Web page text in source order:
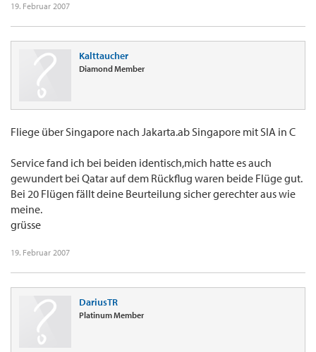
19. Februar 2007
Kalttaucher
Diamond Member
Fliege über Singapore nach Jakarta.ab Singapore mit SIA in C
Service fand ich bei beiden identisch,mich hatte es auch
gewundert bei Qatar auf dem Rückflug waren beide Flüge gut.
Bei 20 Flügen fällt deine Beurteilung sicher gerechter aus wie
meine.
grüsse
19. Februar 2007
DariusTR
Platinum Member